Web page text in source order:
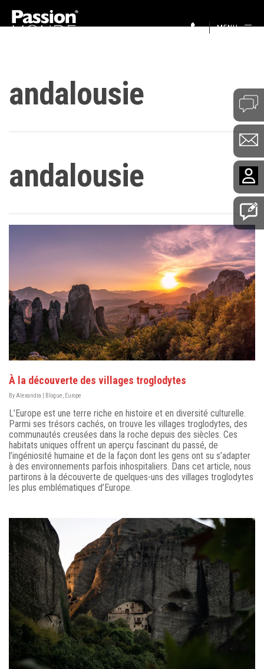
MENU
andalousie
andalousie
À la découverte des villages troglodytes
ByAlexandra Blogue, Europe
L’Europe est une terre riche en histoire et en diversité culturelle.
Parmi ses trésors cachés, on trouve les villages troglodytes, des
communautés creusées dans la roche depuis des siècles. Ces
habitats uniques offrent un aperçu fascinant du passé, de
l’ingéniosité humaine et de la façon dont les gens ont su s’adapter
à des environnements parfois inhospitaliers. Dans cet article, nous
partirons à la découverte de quelques-uns des villages troglodytes
les plus emblématiques d’Europe.